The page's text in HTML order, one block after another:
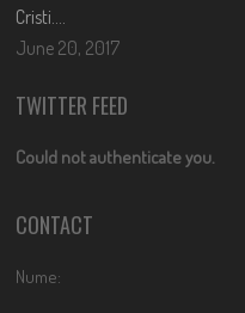
Cristi….
June 20, 2017
TWITTER FEED
Could not authenticate you.
CONTACT
Nume: